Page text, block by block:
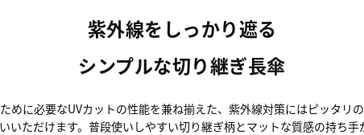
紫外線をしっかり遮る
シンプルな切り継ぎ長傘
めに必要なUVカットの性能を兼ね揃えた、紫外線対策にはピッタリ
ただけます。普段使いしやすい切り継ぎ柄とマットな質感の持ち手